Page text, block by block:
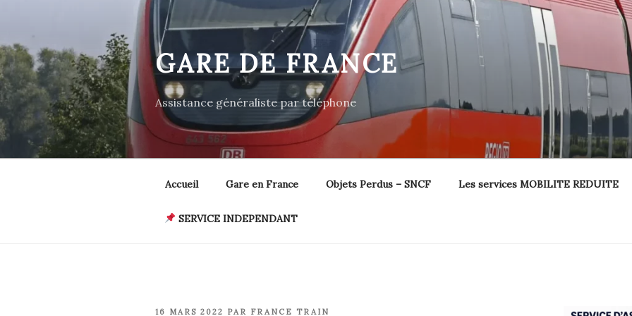
contenu
principal
GARE DE FRANCE
Assistance généraliste par téléphone
Accueil Gare en France Objets Perdus – SNCF Les services MOBILITE REDUITE
SERVICE INDEPENDANT
PUBLIÉ
16 MARS 2022 PAR FRANCE TRAIN